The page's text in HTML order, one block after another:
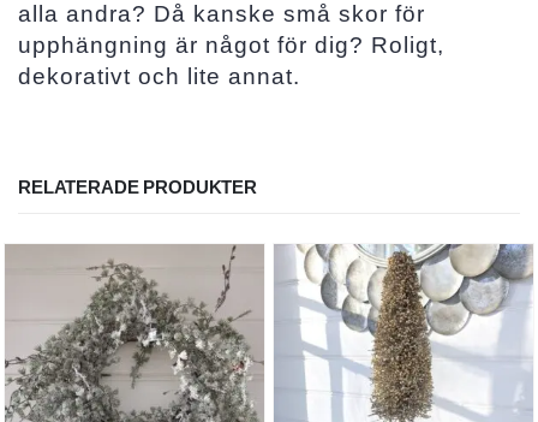
alla andra? Då kanske små skor för
upphängning är något för dig? Roligt,
dekorativt och lite annat.
RELATERADE PRODUKTER